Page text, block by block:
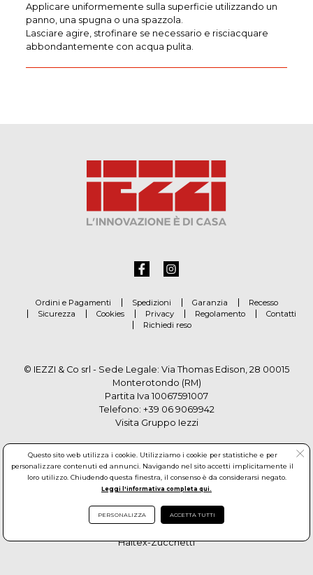
Applicare uniformemente sulla superficie utilizzando un
panno, una spugna o una spazzola.
Lasciare agire, strofinare se necessario e risciacquare
abbondantemente con acqua pulita.
Ordini e Pagamenti Spedizioni Garanzia
Recesso
Sicurezza
Cookies Privacy Regolamento
Contatti
Richiedi reso
© IEZZI & Co srl - Sede Legale: Via Thomas Edison, 28 00015
Monterotondo (RM)
Partita Iva 10067591007
Telefono: +39 06 9069942
Visita Gruppo Iezzi
Haitex-Zucchetti
Questo sito web utilizza i cookie. Utilizziamo i cookie per statistiche e per
personalizzare contenuti ed annunci. Navigando nel sito accetti implicitamente il
loro utilizzo. Chiudendo questa finestra, il consenso è da considerarsi negato.
Leggi l'informativa completa qui.
PERSONALIZZA ACCETTA TUTTI